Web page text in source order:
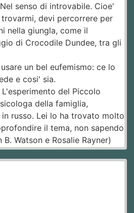
senso di introvabile. Cioe'
devi percorrere per
nella giungla, come il
di Crocodile Dundee, tra gli
un bel eufemismo: ce lo
e cosi' sia.
del Piccolo
della famiglia,
russo. Lei lo ha trovato molto
il tema, non sapendo
Watson e Rosalie Rayner)